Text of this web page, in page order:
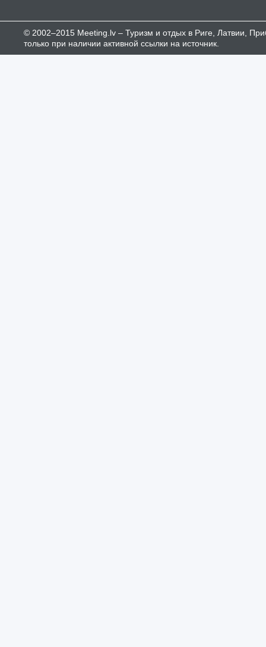
© 2002–2015 Meeting.lv – Туризм и отдых в Риге, Латвии,
только при наличии активной ссылки на источник.